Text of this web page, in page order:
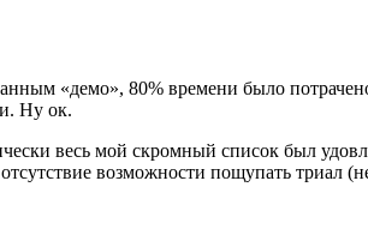
«демо», 80% времени было
Ну ок.
весь мой скромный список был
возможности пощупать триал